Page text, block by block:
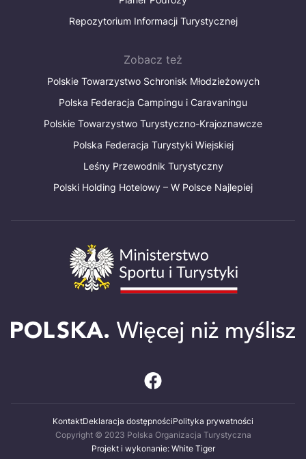
Repozytorium Informacji Turystycznej
Zobacz też
Polskie Towarzystwo Schronisk Młodzieżowych
Polska Federacja Campingu i Caravaningu
Polskie Towarzystwo Turystyczno-Krajoznawcze
Polska Federacja Turystyki Wiejskiej
Leśny Przewodnik Turystyczny
Polski Holding Hotelowy – W Polsce Najlepiej
KontaktDeklaracja dostępnościPolityka prywatności
Copyright © 2023 Polska Organizacja Turystyczna
Projekt i wykonanie: White Tiger